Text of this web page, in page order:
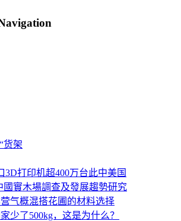
货架
3D打印机超400万台此中美国
國實木場調查及發展趨勢研究
气概混搭花圃的材料选择
少了500kg，这是为什么？